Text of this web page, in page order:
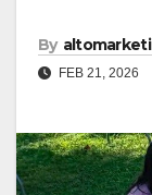
By
FEB 21, 2026